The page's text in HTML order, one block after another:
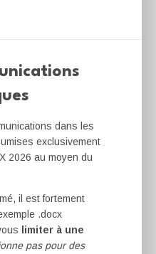
dans les
exclusivement
2026 au moyen du
il est fortement
.docx
limiter à une
pas pour des